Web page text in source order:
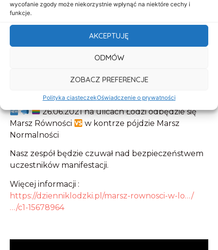
wycofanie zgody może niekorzystnie wpłynąć na niektóre cechy i
funkcje.
AKCEPTUJĘ
ODMÓW
ZOBACZ PREFERENCJE
Polityka ciasteczekOświadczenie o prywatności
26.06.2021 na ulicach Łodzi odbędzie się
Marsz Równości
w kontrze pójdzie Marsz
Normalności
Nasz zespół będzie czuwał nad bezpieczeństwem
uczestników manifestacji.
Więcej informacji :
https://dzienniklodzki.pl/marsz-rownosci-w-lo…/
…/c1-15678964